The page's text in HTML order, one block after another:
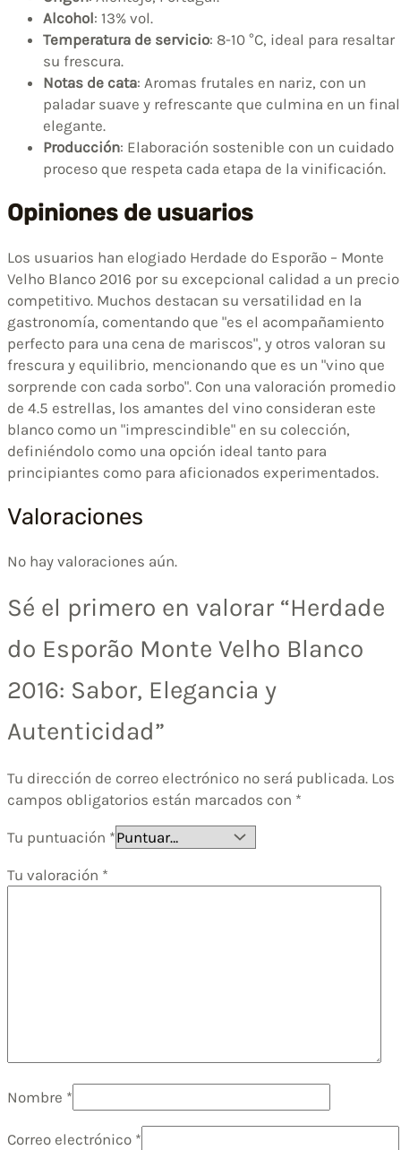
Alcohol: 13% vol.
Temperatura de servicio: 8-10 °C, ideal para resaltar
su frescura.
Notas de cata: Aromas frutales en nariz, con un
paladar suave y refrescante que culmina en un final
elegante.
Producción: Elaboración sostenible con un cuidado
proceso que respeta cada etapa de la vinificación.
Opiniones de usuarios
Los usuarios han elogiado Herdade do Esporão – Monte
Velho Blanco 2016 por su excepcional calidad a un precio
competitivo. Muchos destacan su versatilidad en la
gastronomía, comentando que "es el acompañamiento
perfecto para una cena de mariscos", y otros valoran su
frescura y equilibrio, mencionando que es un "vino que
sorprende con cada sorbo". Con una valoración promedio
de 4.5 estrellas, los amantes del vino consideran este
blanco como un "imprescindible" en su colección,
definiéndolo como una opción ideal tanto para
principiantes como para aficionados experimentados.
Valoraciones
No hay valoraciones aún.
Sé el primero en valorar “Herdade
do Esporão Monte Velho Blanco
2016: Sabor, Elegancia y
Autenticidad”
Tu dirección de correo electrónico no será publicada. Los
campos obligatorios están marcados con *
Tu puntuación *
Tu valoración *
Nombre *
Correo electrónico *